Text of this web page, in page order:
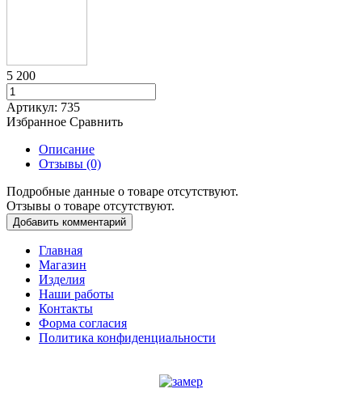
5 200
Артикул: 735
Избранное Сравнить
Описание
Отзывы (0)
Подробные данные о товаре отсутствуют.
Отзывы о товаре отсутствуют.
Добавить комментарий
Главная
Магазин
Изделия
Наши работы
Контакты
Форма согласия
Политика конфиденциальности